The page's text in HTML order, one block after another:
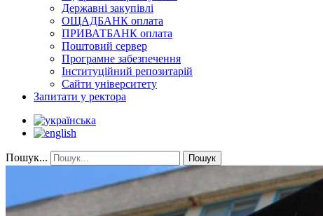
Державні закупівлі
ОЩАДБАНК оплата
ПРИВАТБАНК оплата
Поштовий сервер
Програмне забезпечення
Інституційний репозитарій
Сайти університету
Запитати у ректора
Пошук... Пошук